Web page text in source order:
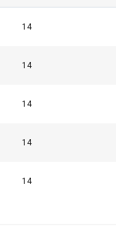
14
14
14
14
14